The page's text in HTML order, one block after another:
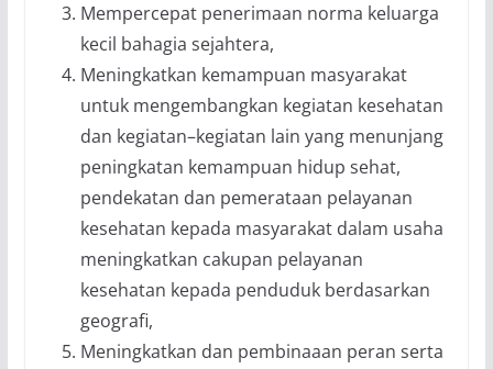
Mempercepat penerimaan norma keluarga
kecil bahagia sejahtera,
Meningkatkan kemampuan masyarakat
untuk mengembangkan kegiatan kesehatan
dan kegiatan–kegiatan lain yang menunjang
peningkatan kemampuan hidup sehat,
pendekatan dan pemerataan pelayanan
kesehatan kepada masyarakat dalam usaha
meningkatkan cakupan pelayanan
kesehatan kepada penduduk berdasarkan
geografi,
Meningkatkan dan pembinaaan peran serta